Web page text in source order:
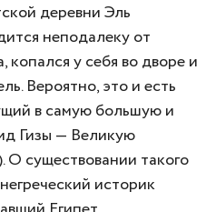
деревни Эль
неподалеку от
копался у себя во дворе и
Вероятно, это и есть
в самую большую и
Гизы — Великую
существовании такого
историк